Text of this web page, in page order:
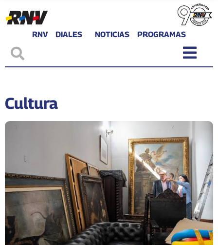
RNV DIALES NOTICIAS PROGRAMAS
Cultura